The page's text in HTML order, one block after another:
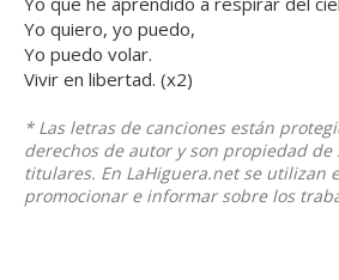
Yo quiero, yo puedo,
Yo puedo volar.
Vivir en libertad. (x2)
* Las letras de canciones están
derechos de autor y son propiedad de
titulares. En LaHiguera.net se utilizan
promocionar e informar sobre los